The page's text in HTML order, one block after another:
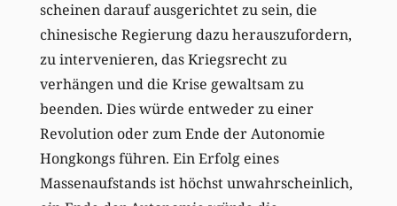
scheinen darauf ausgerichtet zu sein, die
chinesische Regierung dazu herauszufordern,
zu intervenieren, das Kriegsrecht zu
verhängen und die Krise gewaltsam zu
beenden. Dies würde entweder zu einer
Revolution oder zum Ende der Autonomie
Hongkongs führen. Ein Erfolg eines
Massenaufstands ist höchst unwahrscheinlich,